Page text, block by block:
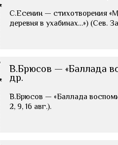
С.Есенин — стихотворения
деревня в ухабинах…») (Сев.
В.Брюсов — «Баллада
др.
В.Брюсов — «Баллада
2, 9, 16 авг.).